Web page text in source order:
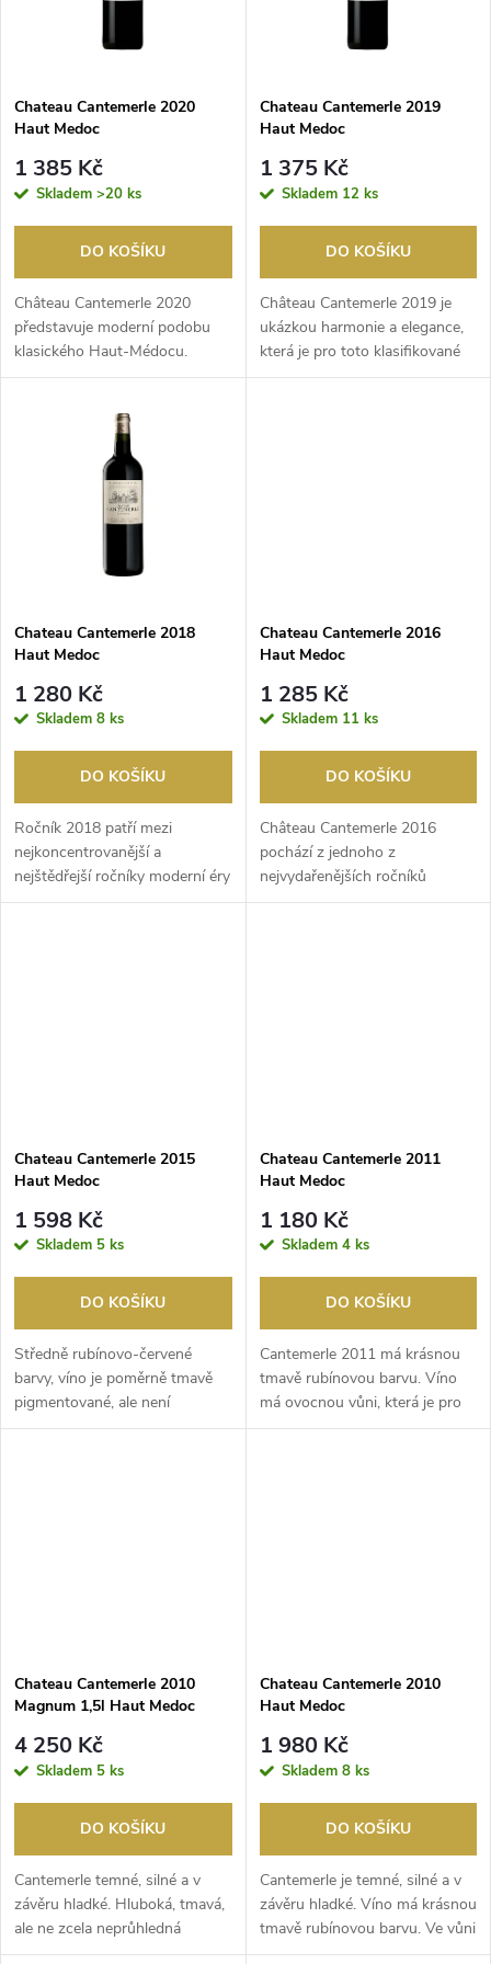
p
r
o
d
u
s
p
r
d
u
Chateau Cantemerle 2020
Haut Medoc
1 385 Kč
Skladem >20 ks
DO KOŠÍKU
Château Cantemerle 2020
představuje moderní podobu
klasického Haut-Médocu.
Ročník se vyznačoval tepl...
Chateau Cantemerle 2019
Haut Medoc
1 375 Kč
Skladem 12 ks
DO KOŠÍKU
Château Cantemerle 2019 je
ukázkou harmonie a elegance,
která je pro toto klasifikované
vinařství ty...
Chateau Cantemerle 2018
Haut Medoc
1 280 Kč
Skladem 8 ks
DO KOŠÍKU
Ročník 2018 patří mezi
nejkoncentrovanější a
nejštědřejší ročníky moderní éry
Bordeaux. Teplé a slun...
Chateau Cantemerle 2016
Haut Medoc
1 285 Kč
Skladem 11 ks
DO KOŠÍKU
Château Cantemerle 2016
pochází z jednoho z
nejvydařenějších ročníků
posledních desetiletí v
Chateau Cantemerle 2015
Haut Medoc
1 598 Kč
Skladem 5 ks
DO KOŠÍKU
Středně rubínovo-červené
barvy, víno je poměrně tmavě
pigmentované, ale není
neprůhledné. Aromata uk...
Chateau Cantemerle 2011
Haut Medoc
1 180 Kč
Skladem 4 ks
DO KOŠÍKU
Cantemerle 2011 má krásnou
tmavě rubínovou barvu. Víno
má ovocnou vůni, která je pro
region typická....
Chateau Cantemerle 2010
Magnum 1,5l Haut Medoc
4 250 Kč
Skladem 5 ks
DO KOŠÍKU
Cantemerle temné, silné a v
závěru hladké. Hluboká, tmavá,
ale ne zcela neprůhledná
rubínovo-červená...
Chateau Cantemerle 2010
Haut Medoc
1 980 Kč
Skladem 8 ks
DO KOŠÍKU
Cantemerle je temné, silné a v
závěru hladké. Víno má krásnou
tmavě rubínovou barvu. Ve vůni
se mís...